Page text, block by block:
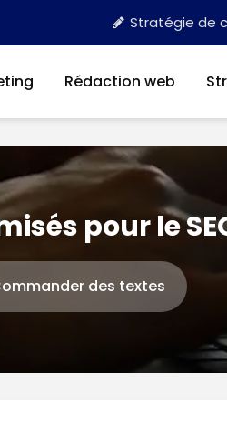
Stratégie de
Rédaction web
pour le
des textes